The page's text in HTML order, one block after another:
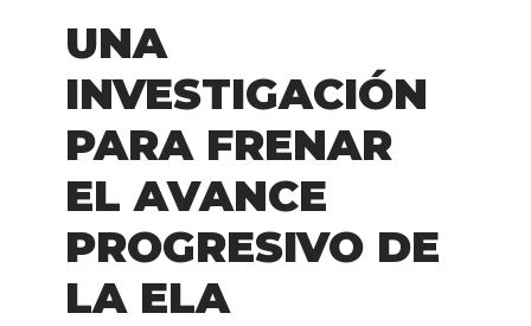
UNA
INVESTIGACIÓN
PARA FRENAR
EL AVANCE
PROGRESIVO DE
LA ELA